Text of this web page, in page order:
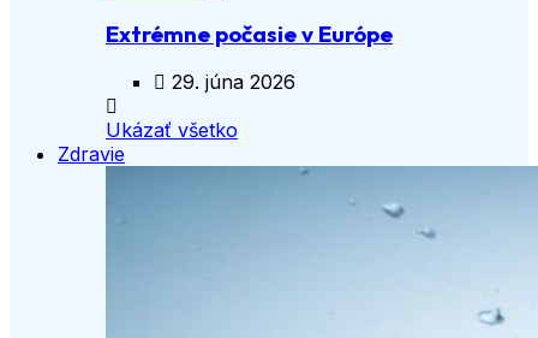
Extrémne počasie v Európe
29. júna 2026
Ukázať všetko
Zdravie